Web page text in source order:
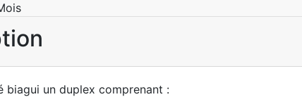
biagui un duplex comprenant :